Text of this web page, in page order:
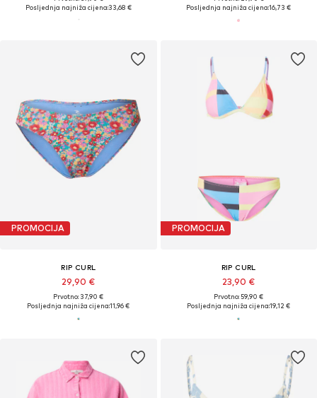
Posljednja najniža cijena:33,68 €
Posljednja najniža cijena:16,73 €
PROMOCIJA
RIP CURL
29,90 €
Prvotno: 37,90 €
Posljednja najniža cijena:11,96 €
PROMOCIJA
RIP CURL
23,90 €
Prvotno: 59,90 €
Posljednja najniža cijena:19,12 €